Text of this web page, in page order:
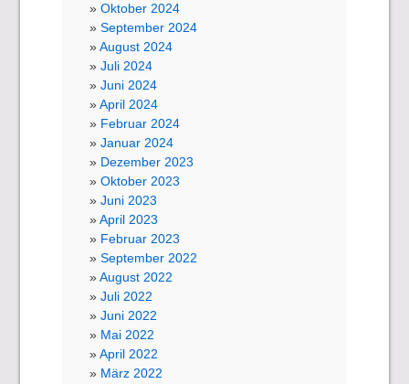
Oktober 2024
September 2024
August 2024
Juli 2024
Juni 2024
April 2024
Februar 2024
Januar 2024
Dezember 2023
Oktober 2023
Juni 2023
April 2023
Februar 2023
September 2022
August 2022
Juli 2022
Juni 2022
Mai 2022
April 2022
März 2022